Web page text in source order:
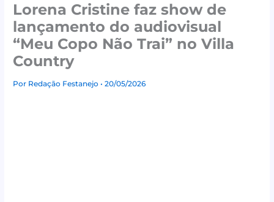
Lorena Cristine faz show de
lançamento do audiovisual
“Meu Copo Não Trai” no Villa
Country
Por Redação Festanejo• 20/05/2026